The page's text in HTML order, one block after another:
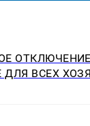
ВСЕХ